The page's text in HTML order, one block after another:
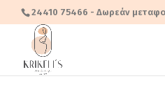
24410 75466 - Δωρεάν